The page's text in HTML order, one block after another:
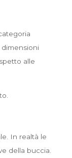
alle
In realtà le
della buccia.